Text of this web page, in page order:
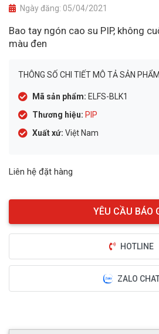
Ngày đăng: 05/04/2021
Bao tay ngón cao su PIP, không
màu đen
THÔNG SỐ CHI TIẾT MÔ TẢ SẢN PHẨM
Mã sản phẩm: ELFS-BLK1
Thương hiệu: PIP
Xuất xứ: Việt Nam
Liên hệ đặt hàng
HOTLINE
ZALO